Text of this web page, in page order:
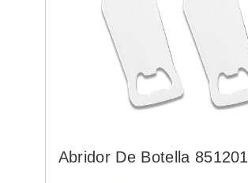
Abridor De Botella 851201